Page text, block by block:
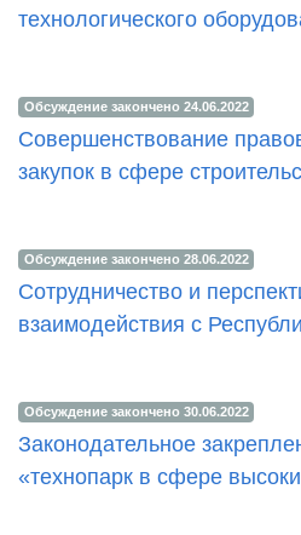
технологического
Обсуждение закончено 24.06.2022
Cовершенствование
закупок в сфере
Обсуждение закончено 28.06.2022
Cотрудничество и
взаимодействия с
Обсуждение закончено 30.06.2022
Законодательное
«технопарк в сфере